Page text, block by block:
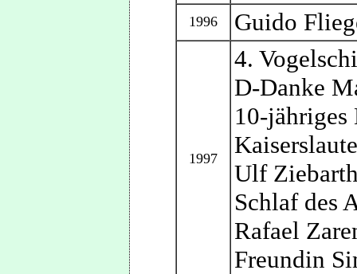
1996 Guido
1997
4.
D-Danke
10-jähriges
Ulf
Schlaf des
Rafael
Freundin